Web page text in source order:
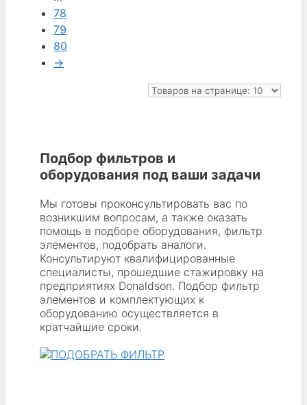
PIC
1390
и
других
полиэстерового
сатина,
ширина
476,25 мм
Для
шкафов-
улавливателей
Cabinet
62,
64,
66
и
других
брендов.
78
79
80
→
Подбор фильтров и
оборудования под ваши задачи
Мы готовы проконсультировать вас по
возникшим вопросам, а также оказать
помощь в подборе оборудования, фильтр
элементов, подобрать аналоги.
Консультируют квалифицированные
специалисты, прошедшие стажировку на
предприятиях Donaldson. Подбор фильтр
элементов и комплектующих к
оборудованию осуществляется в
кратчайшие сроки.